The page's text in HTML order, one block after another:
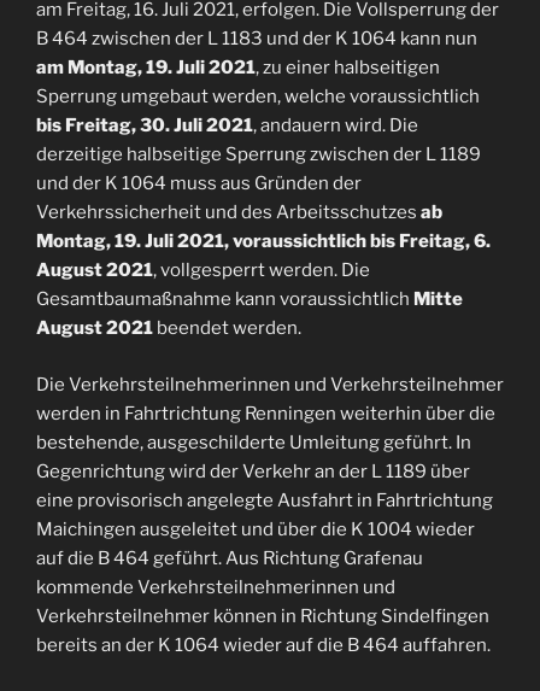
am Freitag, 16. Juli 2021, erfolgen. Die Vollsperrung der
B 464 zwischen der L 1183 und der K 1064 kann nun
am Montag, 19. Juli 2021, zu einer halbseitigen
Sperrung umgebaut werden, welche voraussichtlich
bis Freitag, 30. Juli 2021, andauern wird. Die
derzeitige halbseitige Sperrung zwischen der L 1189
und der K 1064 muss aus Gründen der
Verkehrssicherheit und des Arbeitsschutzes ab
Montag, 19. Juli 2021, voraussichtlich bis Freitag, 6.
August 2021, vollgesperrt werden. Die
Gesamtbaumaßnahme kann voraussichtlich Mitte
August 2021 beendet werden.
Die Verkehrsteilnehmerinnen und Verkehrsteilnehmer
werden in Fahrtrichtung Renningen weiterhin über die
bestehende, ausgeschilderte Umleitung geführt. In
Gegenrichtung wird der Verkehr an der L 1189 über
eine provisorisch angelegte Ausfahrt in Fahrtrichtung
Maichingen ausgeleitet und über die K 1004 wieder
auf die B 464 geführt. Aus Richtung Grafenau
kommende Verkehrsteilnehmerinnen und
Verkehrsteilnehmer können in Richtung Sindelfingen
bereits an der K 1064 wieder auf die B 464 auffahren.